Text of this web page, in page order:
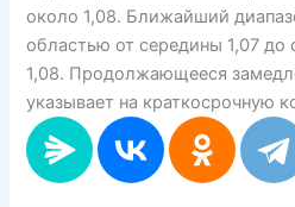
около 1,08. Ближайший
областью от середины 1,07 до
1,08. Продолжающееся
указывает на краткосрочную